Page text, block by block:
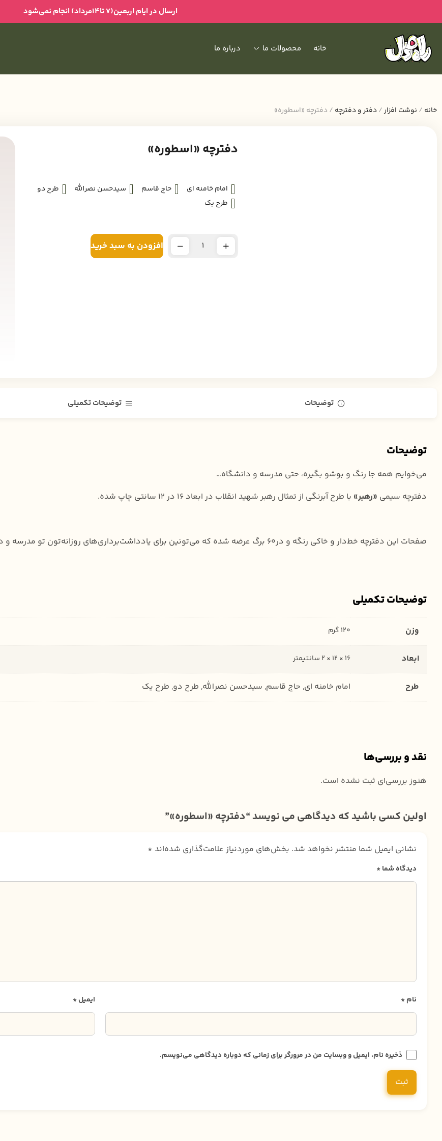
ارسال در ایام اربعین(۷ تا۱۴مرداد) انجام نمی‌شود
خانه محصولات ما درباره ما
خانه / نوشت افزار/دفتر و دفترچه / دفترچه «اسطوره»
دفترچه «اسطوره»
امام خامنه ای حاج قاسم سیدحسن نصرالله
طرح دو
طرح یک
افزودن به سبد خرید
توضیحات توضیحات تکمیلی
توضیحات
می‌خوایم همه جا رنگ و بوشو بگیره، حتی مدرسه و دانشگاه…
دفترچه سیمی «رهبر» با طرح آبرنگی از تمثال رهبر شهید انقلاب در ابعاد ۱۶ در ۱۲ سانتی چاپ شده.
صفحات این دفترچه خط‌دار و خاکی رنگه و در60 برگ عرضه شده که می‌تونین برای یادداشت‌برداری‌های روزانه‌تون تو مدرسه و دانشگاه ازش استفاده کنین.
توضیحات تکمیلی
وزن 120 گرم
ابعاد 16 × 12 × 2 سانتیمتر
طرح امام خامنه ای, حاج قاسم, سیدحسن نصرالله, طرح دو, طرح یک
نقد و بررسی‌ها
هنوز بررسی‌ای ثبت نشده است.
اولین کسی باشید که دیدگاهی می نویسد “دفترچه «اسطوره»”
نشانی ایمیل شما منتشر نخواهد شد. بخش‌های موردنیاز علامت‌گذاری شده‌اند *
دیدگاه شما*
نام* ایمیل*
ذخیره نام، ایمیل و وبسایت من در مرورگر برای زمانی که دوباره دیدگاهی می‌نویسم.